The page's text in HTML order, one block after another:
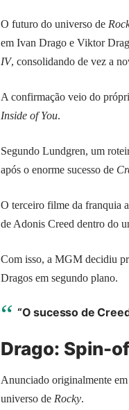
O futuro do universo de
em Ivan Drago e Viktor
IV, consolidando de vez a
A confirmação veio do
Inside of You.
Segundo Lundgren, um
após o enorme sucesso de
O terceiro filme da franquia
de Adonis Creed dentro do
Com isso, a MGM decidiu
Dragos em segundo plano.
“O sucesso de
Drago: Spin-
Anunciado originalmente
universo de Rocky.